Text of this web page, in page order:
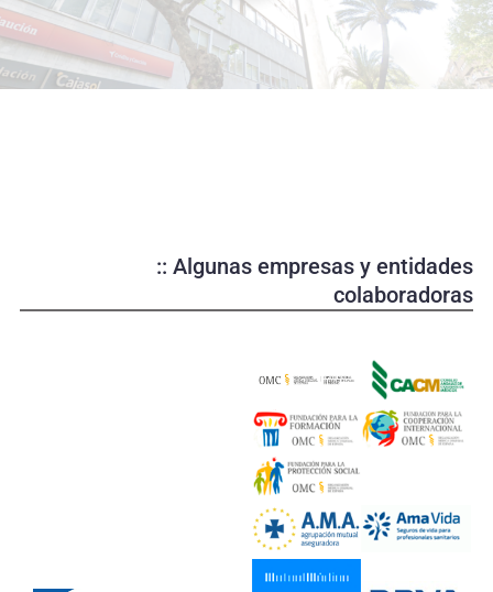
d
u
c
o
:: Algunas empresas y entidades
colaboradoras